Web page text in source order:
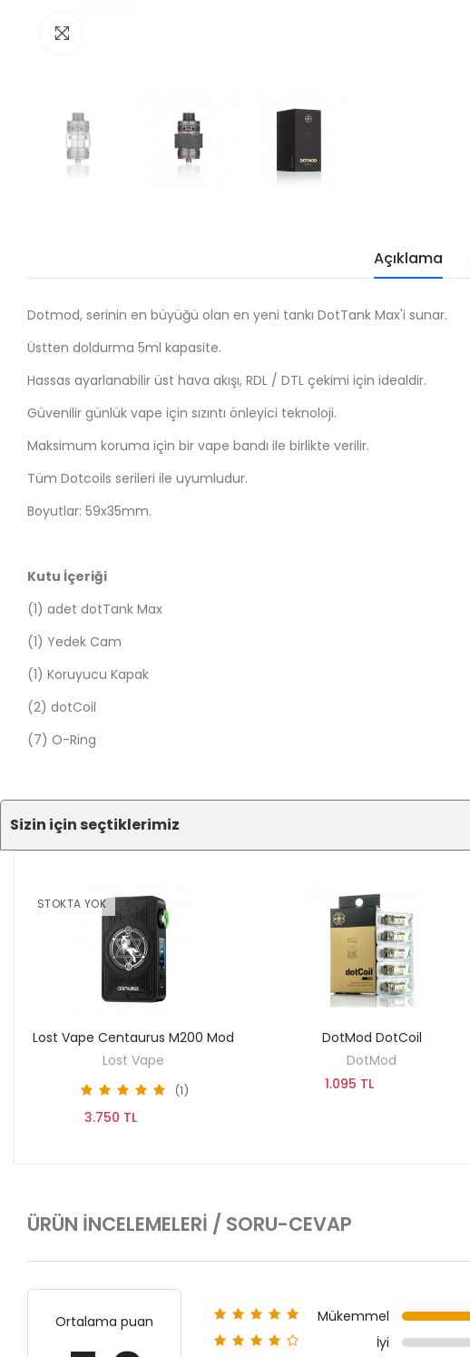
Açıklama
Dotmod, serinin en büyüğü olan en yeni tankı DotTank Max'i sunar.
Üstten doldurma 5ml kapasite.
Hassas ayarlanabilir üst hava akışı, RDL / DTL çekimi için idealdir.
Güvenilir günlük vape için sızıntı önleyici teknoloji.
Maksimum koruma için bir vape bandı ile birlikte verilir.
Tüm Dotcoils serileri ile uyumludur.
Boyutlar: 59x35mm.
Kutu İçeriği
(1) adet dotTank Max
(1) Yedek Cam
(1) Koruyucu Kapak
(2) dotCoil
(7) O-Ring
Sizin için seçtiklerimiz​
STOKTA YOK
KEŞFET
Lost Vape Centaurus M200 Mod
Lost Vape
(1)
3.750 TL
KEŞFET
DotMod DotCoil
DotMod
1.095 TL
ÜRÜN İNCELEMELERI / SORU-CEVAP
Ortalama puan Mükemmel
İyi